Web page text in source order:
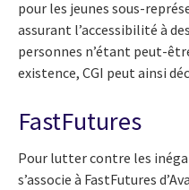
pour les jeunes sous-
assurant l’accessibilité à
personnes n’étant peut-
existence, CGI peut ainsi
FastFutures
Pour lutter contre les
s’associe à FastFutures